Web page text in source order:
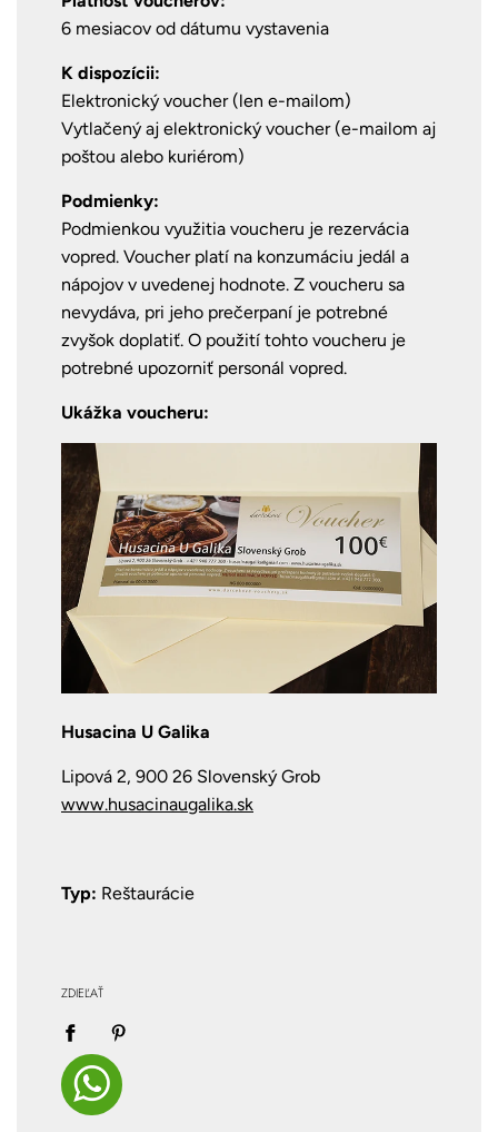
6 mesiacov od dátumu vystavenia
K dispozícii:
Elektronický voucher (len e-mailom)
Vytlačený aj elektronický voucher (e-mailom aj
poštou alebo kuriérom)
Podmienky:
Podmienkou využitia voucheru je rezervácia
vopred. Voucher platí na konzumáciu jedál a
nápojov v uvedenej hodnote. Z voucheru sa
nevydáva, pri jeho prečerpaní je potrebné
zvyšok doplatiť. O použití tohto voucheru je
potrebné upozorniť personál vopred.
Ukážka voucheru:
Husacina U Galika
Lipová 2, 900 26 Slovenský Grob
www.husacinaugalika.sk
Typ: Reštaurácie
ZDIEĽAŤ